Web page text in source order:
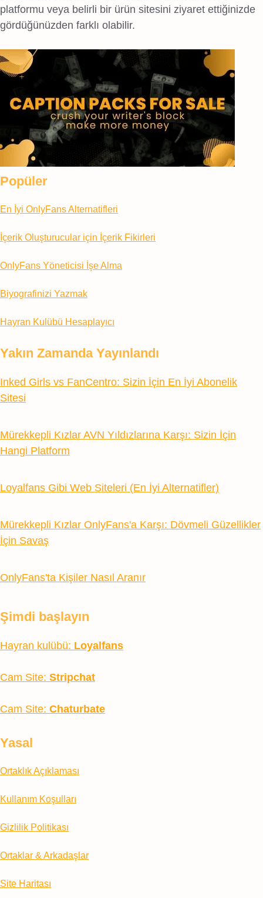
platformu veya belirli bir ürün sitesini ziyaret ettiğinizde
gördüğünüzden farklı olabilir.
Popüler
En İyi OnlyFans Alternatifleri
İçerik Oluşturucular için İçerik Fikirleri
OnlyFans Yöneticisi İşe Alma
Biyografinizi Yazmak
Hayran Kulübü Hesaplayıcı
Yakın Zamanda Yayınlandı
Inked Girls vs FanCentro: Sizin İçin En İyi Abonelik
Sitesi
Mürekkepli Kızlar AVN Yıldızlarına Karşı: Sizin İçin
Hangi Platform
Loyalfans Gibi Web Siteleri (En İyi Alternatifler)
Mürekkepli Kızlar OnlyFans'a Karşı: Dövmeli Güzellikler
İçin Savaş
OnlyFans'ta Kişiler Nasıl Aranır
Şimdi başlayın
Hayran kulübü: Loyalfans
Cam Site: Stripchat
Cam Site: Chaturbate
Yasal
Ortaklık Açıklaması
Kullanım Koşulları
Gizlilik Politikası
Ortaklar & Arkadaşlar
Site Haritası